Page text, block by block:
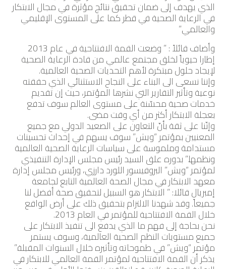
الذي يهدف إلى ضمان تحقيق نتائج مؤثرة في مجال الابتكار
في الرعاية الصحية في قطر كما على المستوى الإقليمي
والعالمي.”
وأضاف قائلاً : ” وضعت القمة الافتتاحية في عام 2013
إطارا حيوياً لخلق مجتمع عالمي من قادة الرعاية الصحية
لإيجاد حلول مبتكرة لأهم التحديات الصحية العالمية.
وإننا نسعى الى البناء على النجاح الاستثنائي الذي حققته
نوعية وتأثير التقارير التي نشرها المؤتمر، حيث إن تقديم
خدمات صحية محسّنة على مستوى العالم سوف تدفع
بعجلة الابتكار أكثر من أي وقت مضى.
وإنّنا على ثقة بأنّ التعاون على الصعيد الدولي مع جميع
المعنيين بمؤتمر “ويش” سوف يسهم في إحداث تحسينات
مستدامة وملموسة على سياسات الرعاية الصحية العالمية
ونظمها.” بدوره علق السيد رئيس مجلس الإدارة التنفيذي
لمؤتمر “ويش” البروفيسور اللورد دارزي، ورئيس مجلس إدارة
معهد الابتكار في مجال الصحة العالمية التابع لجامعة
إمبريال قائلا: ” الابتكار هو السبيل لتحقيق صحة أفضل لنا
جميعاً. وقد شهدنا الالتزام بتحقيق ذلك على أرض الواقع
خلال القمة الافتتاحية للمؤتمر في العام 2013.
نحن بحاجة إلى فهم ما الذي يدفع الى تنفيذ الابتكار على
جميع مستويات النظم الصحية العالمية، وسوف يستمر
مؤتمر “ويش” في طموحاته وتأثيره خلال السنوات المقبلة.”
يذكر أن القمة الافتتاحية لمؤتمر القمة العالمي للابتكار في